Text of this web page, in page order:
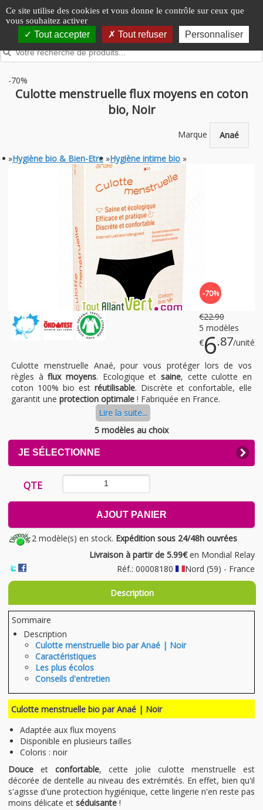
Panneau de gestion des cookies
Ce site utilise des cookies et vous donne le contrôle sur ceux que
vous souhaitez activer
Tout accepter Tout refuser Personnaliser
-70%
Culotte menstruelle flux moyens en coton
bio, Noir
Marque Anaé
»Hygiène bio & Bien-Etre »Hygiène intime bio »
-70%
€22.90
5 modèles
€6.87/unité
Culotte menstruelle Anaé, pour vous protéger lors de vos
règles àflux moyens. Ecologique etsaine, cette culotte en
coton 100% bio est réutilisable. Discrète et confortable, elle
garantit une protection optimale ! Fabriquée en France.
Lire la suite...
5 modèles au choix
JE SÉLECTIONNE
EXPAND
CONTENTS
QTE
AJOUT PANIER
2 modèle(s) en stock. Expédition sous 24/48h ouvrées
Livraison à partir de 5.99€en Mondial Relay
Réf.: 00008180
Nord (59) - France
Description
Sommaire
Description
Culotte menstruelle bio par Anaé | Noir
Caractéristiques
Les plus écolos
Conseils d'entretien
Culotte menstruelle bio par Anaé | Noir
Adaptée aux flux moyens
Disponible en plusieurs tailles
Coloris : noir
Douce et confortable, cette jolie culotte menstruelle est
décorée de dentelle au niveau des extrémités. En effet, bien qu'il
s'agisse d'une protection hygiénique, cette lingerie n'en reste pas
moins délicate et séduisante !